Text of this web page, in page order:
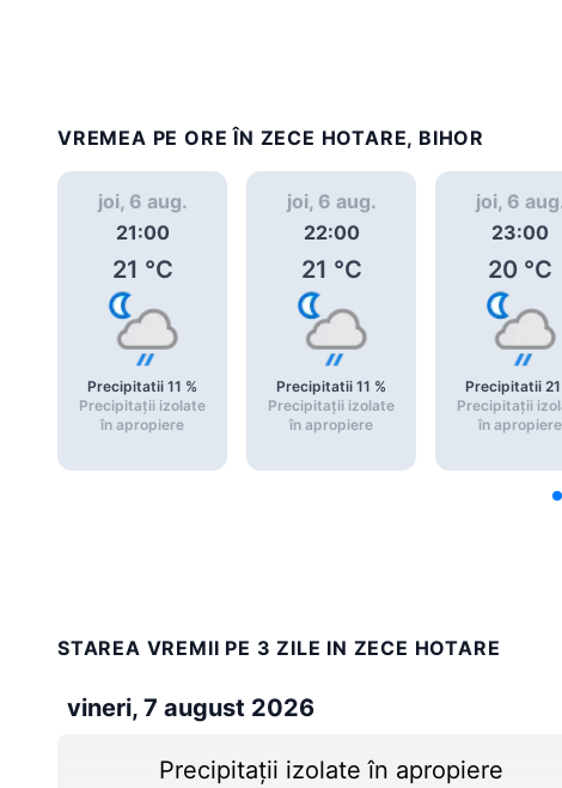
VREMEA PE ORE ÎN ZECE HOTARE, BIHOR
joi, 6 aug.
21:00
21 °C
Precipitatii 11 %
Precipitații izolate
în apropiere
joi, 6 aug.
22:00
21 °C
Precipitatii 11 %
Precipitații izolate
în apropiere
joi, 6
23:00
20 °C
Precipitatii 21
Precipitații
în apropiere
STAREA VREMII PE 3 ZILE IN ZECE HOTARE
vineri, 7 august 2026
Precipitații izolate în apropiere